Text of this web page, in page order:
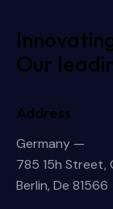
Our
Address
Germany —
785 15h Street,
Berlin, De 81566